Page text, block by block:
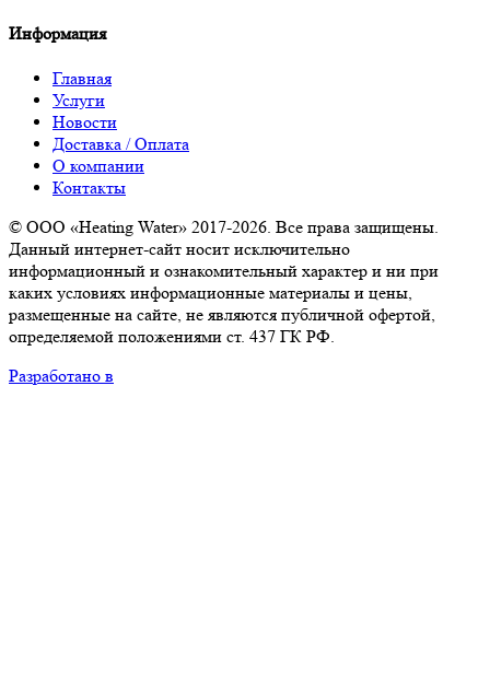
Информация
Главная
Услуги
Новости
Доставка / Оплата
О компании
Контакты
© ООО «Heating Water» 2017-2026. Все права защищены.
Данный интернет-сайт носит исключительно
информационный и ознакомительный характер и ни при
каких условиях информационные материалы и цены,
размещенные на сайте, не являются публичной офертой,
определяемой положениями ст. 437 ГК РФ.
Разработано в